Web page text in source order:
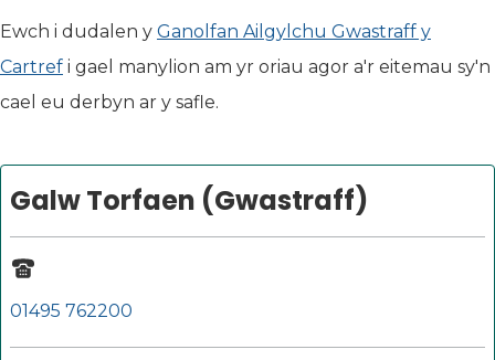
Ewch i dudalen y Ganolfan Ailgylchu Gwastraff y
Cartref i gael manylion am yr oriau agor a'r eitemau sy'n
cael eu derbyn ar y safle.
Galw Torfaen (Gwastraff)
01495 762200